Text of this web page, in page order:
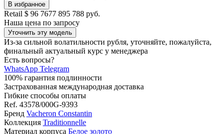
В избранное
Retail $ 96 7677 895 788 руб.
Наша цена по запросу
Уточнить эту модель
Из-за сильной волатильности рубля, уточняйте, пожалуйста,
финальный актуальный курс у менеджера
Есть вопросы?
WhatsApp Telegram
100% гарантия подлинности
Застрахованная международная доставка
Гибкие способы оплаты
Ref. 43578/000G-9393
Бренд Vacheron Constantin
Коллекция Traditionnelle
Материал корпуса Белое золото